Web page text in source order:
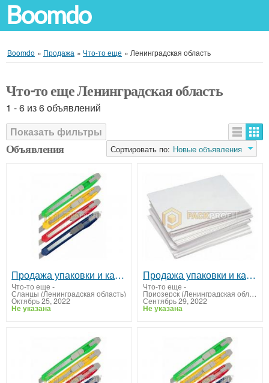
Boomdo
Boomdo » Продажа » Что-то еще » Ленинградская область
Что-то еще Ленинградская область
1 - 6 из 6 объявлений
Показать фильтры
Сортировать по: Новые объявления
Объявления
Продажа упаковки и канцтоваров
Что-то еще -
Сланцы (Ленинградская область)
Октябрь 25, 2022
Не указана
Продажа упаковки и канцтоваров в Быково
Что-то еще -
Приозерск (Ленинградская область)
Сентябрь 29, 2022
Не указана